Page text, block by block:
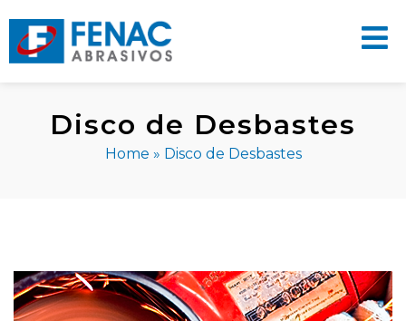
Disco de Desbastes
Home » Disco de Desbastes